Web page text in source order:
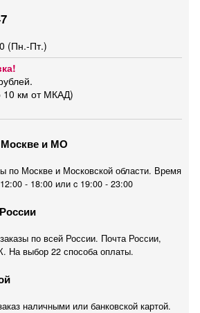
(Пн.-Пт.)
км от МКАД)
Москве и МО
по Москве и Московской области. Время
- 18:00 или c 19:00 - 23:00
по всей России. Почта России,
На выбор 22 способа оплаты.
наличными или банковской картой.